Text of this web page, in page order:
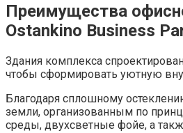
Преимущества
Ostankino Business
Здания комплекса
чтобы сформировать уютную
Благодаря сплошному
земли, организованным по
среды, двухсветные фойе, а